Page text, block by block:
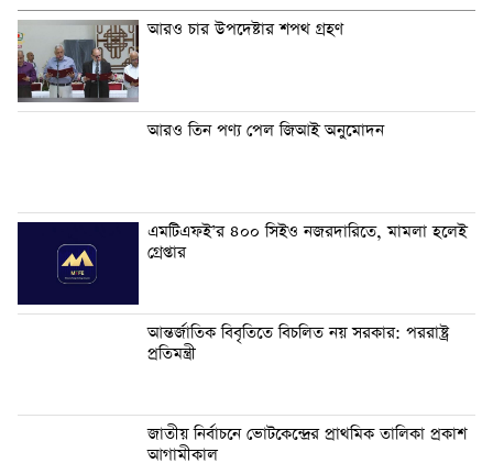
আরও চার উপদেষ্টার শপথ গ্রহণ
আরও তিন পণ্য পেল জিআই অনুমোদন
এমটিএফই’র ৪০০ সিইও নজরদারিতে, মামলা হলেই
গ্রেপ্তার
আন্তর্জাতিক বিবৃতিতে বিচলিত নয় সরকার: পররাষ্ট্র
প্রতিমন্ত্রী
জাতীয় নির্বাচনে ভোটকেন্দ্রের প্রাথমিক তালিকা প্রকাশ
আগামীকাল